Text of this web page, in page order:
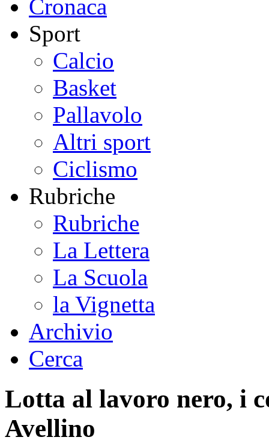
Cronaca
Sport
Calcio
Basket
Pallavolo
Altri sport
Ciclismo
Rubriche
Rubriche
La Lettera
La Scuola
la Vignetta
Archivio
Cerca
Lotta al lavoro nero, i
Avellino